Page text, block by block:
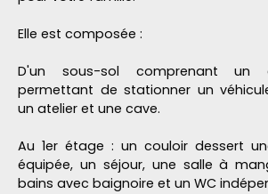
Elle est composée :
D'un sous-sol comprenant un
permettant de stationner un
un atelier et une cave.
Au 1er étage : un couloir dessert
équipée, un séjour, une salle à
bains avec baignoire et un WC